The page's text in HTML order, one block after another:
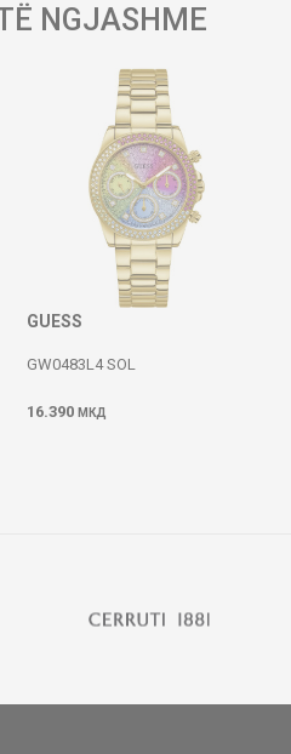
NGJASHME
GUESS
GW0483L4 SOL
16.390 МКД